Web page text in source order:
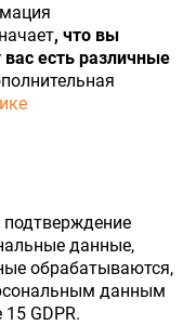
, что вы
есть различные
подтверждение
данные,
обрабатываются,
данным
GDPR.